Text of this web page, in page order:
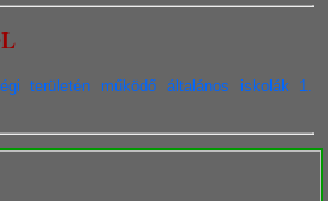
területén működő általános iskolák 1.